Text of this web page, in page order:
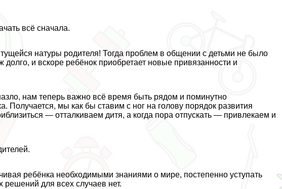
всё сначала.
натуры родителя! Тогда проблем в общении с детьми не было
и вскоре ребёнок приобретает новые привязанности и
нам теперь важно всё время быть рядом и поминутно
Получается, мы как бы ставим с ног на голову порядок развития
— отталкиваем дитя, а когда пора отпускать — привлекаем и
ребёнка необходимыми знаниями о мире, постепенно уступать
решений для всех случаев нет.